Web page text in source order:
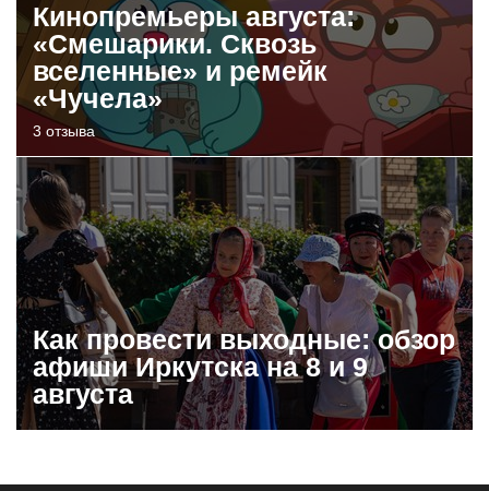
Кинопремьеры августа:
«Смешарики. Сквозь
вселенные» и ремейк
«Чучела»
3 отзыва
Как провести выходные: обзор
афиши Иркутска на 8 и 9
августа